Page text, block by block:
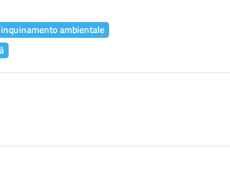
ambientale